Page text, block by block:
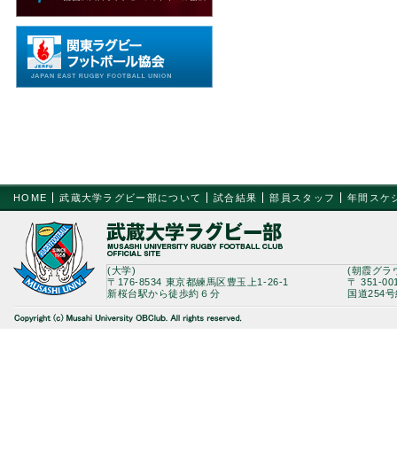
HOME 武蔵大学ラグビー部について 試合結果 部員スタッフ 年間スケ
(大学)
〒176-8534 東京都練馬区豊玉上1-26-1
新桜台駅から徒歩約６分
(朝霞グラ
〒 351-
国道254